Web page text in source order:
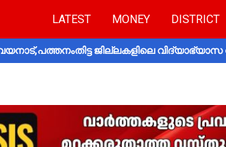
LATEST MONEY DISTRICT
ജില്ലകളിലെ വിദ്യാഭ്യാസ